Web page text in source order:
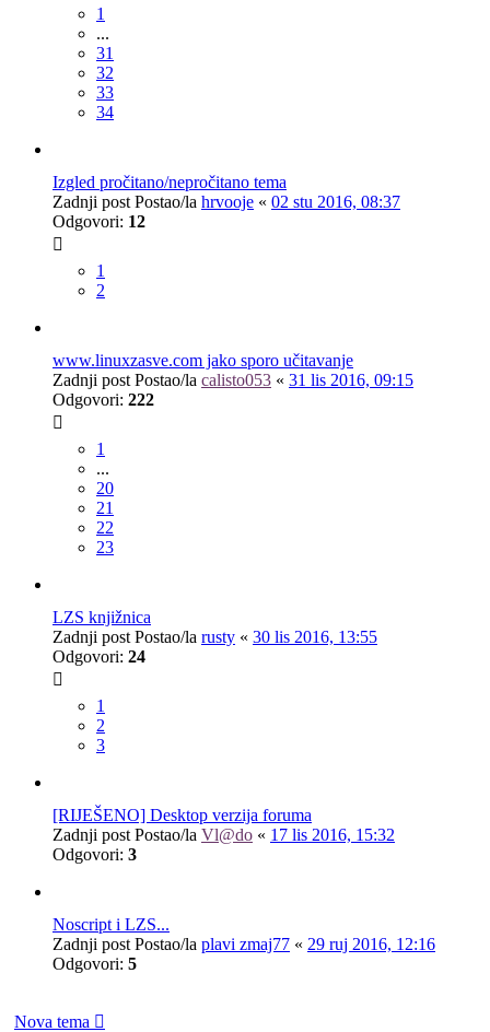
1
...
31
32
33
34
Izgled pročitano/nepročitano tema
Zadnji post Postao/la hrvooje « 02 stu 2016, 08:37
Odgovori: 12
1
2
www.linuxzasve.com jako sporo učitavanje
Zadnji post Postao/la calisto053 « 31 lis 2016, 09:15
Odgovori: 222
1
...
20
21
22
23
LZS knjižnica
Zadnji post Postao/la rusty « 30 lis 2016, 13:55
Odgovori: 24
1
2
3
[RIJEŠENO] Desktop verzija foruma
Zadnji post Postao/la Vl@do « 17 lis 2016, 15:32
Odgovori: 3
Noscript i LZS...
Zadnji post Postao/la plavi zmaj77 « 29 ruj 2016, 12:16
Odgovori: 5
Nova tema